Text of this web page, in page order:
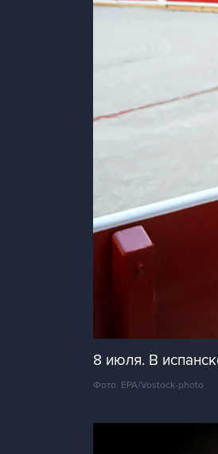
8 июля. В
Фото: EPA/Vostock-photo